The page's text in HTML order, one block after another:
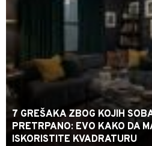
7 GREŠAKA ZBOG KOJIH
PRETRPANO: EVO KAKO DA
ISKORISTITE KVADRATURU